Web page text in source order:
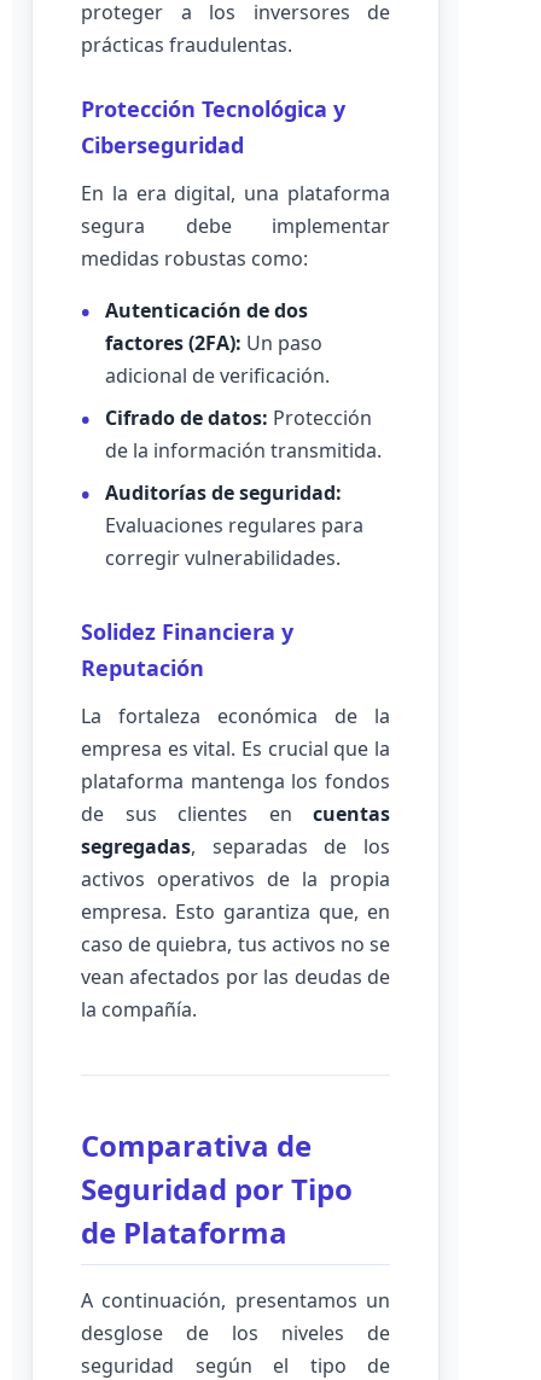
proteger a los inversores de
prácticas fraudulentas.
Protección Tecnológica y
Ciberseguridad
En la era digital, una plataforma
segura debe implementar
medidas robustas como:
Autenticación de dos
factores (2FA): Un paso
adicional de verificación.
Cifrado de datos: Protección
de la información transmitida.
Auditorías de seguridad:
Evaluaciones regulares para
corregir vulnerabilidades.
Solidez Financiera y
Reputación
La fortaleza económica de la
empresa es vital. Es crucial que la
plataforma mantenga los fondos
de sus clientes en cuentas
segregadas, separadas de los
activos operativos de la propia
empresa. Esto garantiza que, en
caso de quiebra, tus activos no se
vean afectados por las deudas de
la compañía.
Comparativa de
Seguridad por Tipo
de Plataforma
A continuación, presentamos un
desglose de los niveles de
seguridad según el tipo de